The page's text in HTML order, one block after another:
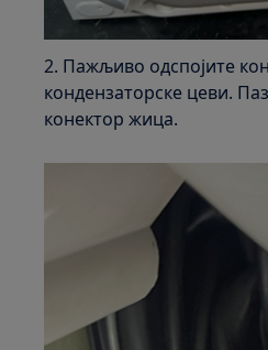
2. Пажљиво одспојите
кондензаторске цеви.
конектор жица.